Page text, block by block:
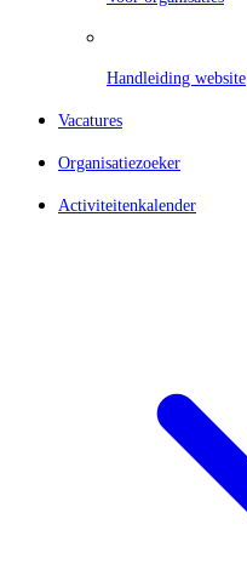
Handleiding website
Vacatures
Organisatiezoeker
Activiteitenkalender